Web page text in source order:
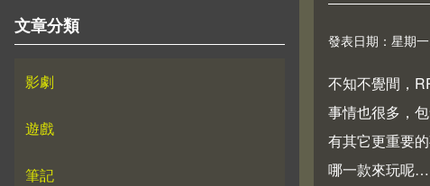
文章分類
影劇
遊戲
筆記
發表日期：星期
不知不覺間，
事情也很多，
有其它更重要
哪一款來玩呢